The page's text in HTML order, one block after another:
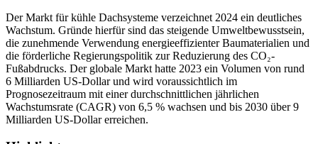
Der Markt für kühle Dachsysteme verzeichnet 2024 ein deutliches
Wachstum. Gründe hierfür sind das steigende Umweltbewusstsein,
die zunehmende Verwendung energieeffizienter Baumaterialien und
die förderliche Regierungspolitik zur Reduzierung des CO₂-
Fußabdrucks. Der globale Markt hatte 2023 ein Volumen von rund
6 Milliarden US-Dollar und wird voraussichtlich im
Prognosezeitraum mit einer durchschnittlichen jährlichen
Wachstumsrate (CAGR) von 6,5 % wachsen und bis 2030 über 9
Milliarden US-Dollar erreichen.